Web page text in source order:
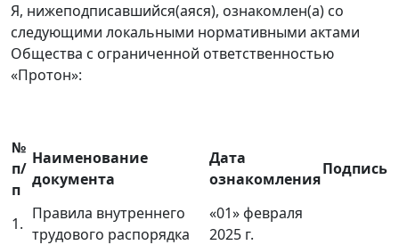
Я, нижеподписавшийся(аяся), ознакомлен(а) со
следующими локальными нормативными актами
Общества с ограниченной ответственностью
«Протон»:
№
п/
п
Наименование
документа
Дата
ознакомления
Подпись
1.
Правила внутреннего
трудового распорядка
«01» февраля
2025 г.